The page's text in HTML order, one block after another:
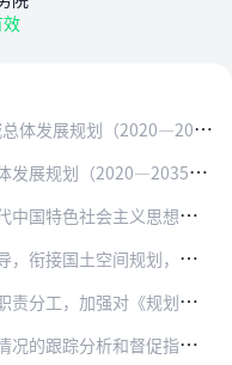
你
们关于呈请批准《中新广州知识城总体发展规划（2020—2035年）》（送审稿）的请示收悉。现批复如下：
》（以下简称《规划》），请认真组织实施。
中、四中全会精神，统筹推进“五位一体”总体布局，协调推进“四个全面”战…
确保《规划》确定的主要目标和重点任务落实到位。《规划》实施中涉及…
机制创新等方面给予积极支持，协调解决中新广州知识城建设中遇到的困难…
新经验，推动《规划》目标任务落实。重大问题及时向国务院报告。